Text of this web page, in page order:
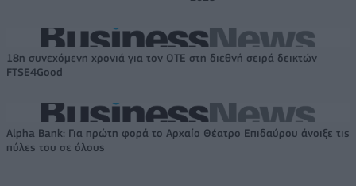
18η συνεχόμενη χρονιά για τον ΟΤΕ στη διεθνή σειρά δεικτών
FTSE4Good
Alpha Bank: Για πρώτη φορά το Αρχαίο Θέατρο Επιδαύρου άνοιξε τις
πύλες του σε όλους